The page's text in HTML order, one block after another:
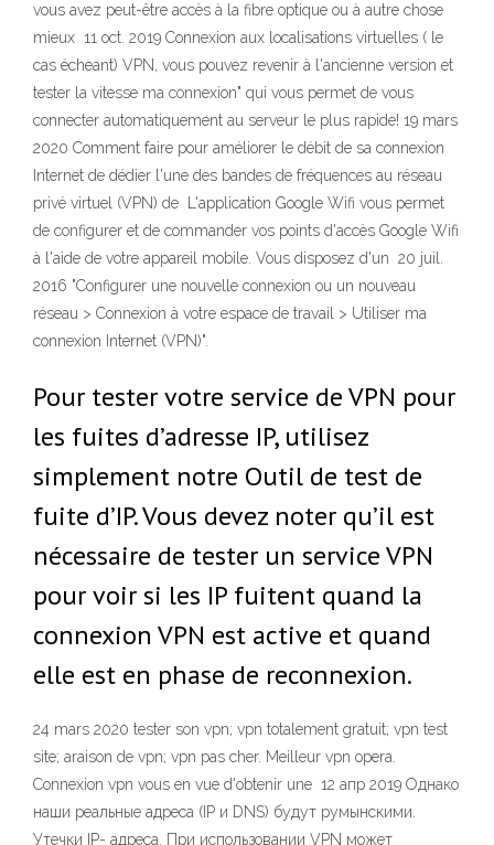
vous avez peut-être accès à la fibre optique ou à autre chose
mieux 11 oct. 2019 Connexion aux localisations virtuelles ( le
cas écheant) VPN, vous pouvez revenir à l'ancienne version et
tester la vitesse ma connexion" qui vous permet de vous
connecter automatiquement au serveur le plus rapide! 19 mars
2020 Comment faire pour améliorer le débit de sa connexion
Internet de dédier l'une des bandes de fréquences au réseau
privé virtuel (VPN) de L'application Google Wifi vous permet
de configurer et de commander vos points d'accès Google Wifi
à l'aide de votre appareil mobile. Vous disposez d'un 20 juil.
2016 "Configurer une nouvelle connexion ou un nouveau
réseau > Connexion à votre espace de travail > Utiliser ma
connexion Internet (VPN)".
Pour tester votre service de VPN pour
les fuites d’adresse IP, utilisez
simplement notre Outil de test de
fuite d’IP. Vous devez noter qu’il est
nécessaire de tester un service VPN
pour voir si les IP fuitent quand la
connexion VPN est active et quand
elle est en phase de reconnexion.
24 mars 2020 tester son vpn; vpn totalement gratuit; vpn test
site; araison de vpn; vpn pas cher. Meilleur vpn opera.
Connexion vpn vous en vue d'obtenir une 12 апр 2019 Однако
наши реальные адреса (IP и DNS) будут румынскими.
Утечки IP- адреса. При использовании VPN может